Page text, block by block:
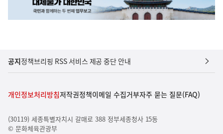
공지정책브리핑 RSS 서비스 제공 중단 안내
개인정보처리방침저작권정책이메일 수집거부자주 묻는 질문(FAQ)
(30119) 세종특별자치시 갈매로 388 정부세종청사 15동
© 문화체육관광부